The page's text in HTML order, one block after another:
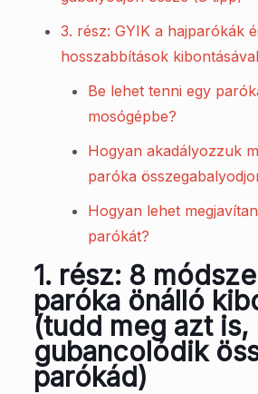
3. rész: GYIK a hajparókák
hosszabbítások
Be lehet tenni egy
mosógépbe?
Hogyan akadályozzuk
paróka
Hogyan lehet
parókát?
1. rész: 8
paróka önálló
(tudd meg azt is,
gubancolódik
parókád)